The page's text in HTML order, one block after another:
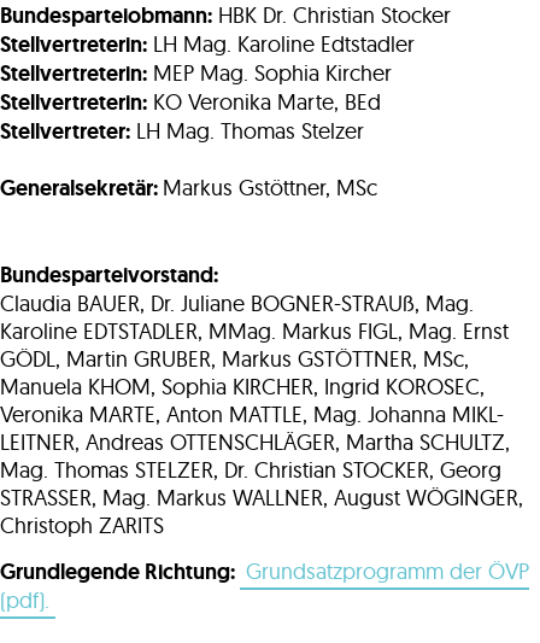
Bundesparteiobmann: HBK Dr. Christian Stocker
Stellvertreterin: LH Mag. Karoline Edtstadler
Stellvertreterin: MEP Mag. Sophia Kircher
Stellvertreterin: KO Veronika Marte, BEd
Stellvertreter: LH Mag. Thomas Stelzer
Generalsekretär: Markus Gstöttner, MSc
Bundesparteivorstand:
Claudia BAUER, Dr. Juliane BOGNER-STRAUß, Mag.
Karoline EDTSTADLER, MMag. Markus FIGL, Mag. Ernst
GÖDL, Martin GRUBER, Markus GSTÖTTNER, MSc,
Manuela KHOM, Sophia KIRCHER, Ingrid KOROSEC,
Veronika MARTE, Anton MATTLE, Mag. Johanna MIKL-
LEITNER, Andreas OTTENSCHLÄGER, Martha SCHULTZ,
Mag. Thomas STELZER, Dr. Christian STOCKER, Georg
STRASSER, Mag. Markus WALLNER, August WÖGINGER,
Christoph ZARITS
Grundlegende Richtung: Grundsatzprogramm der ÖVP
(pdf).